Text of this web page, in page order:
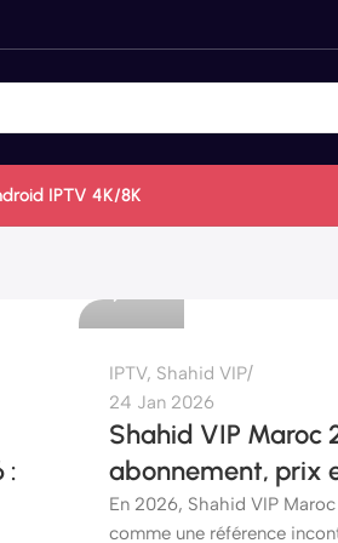
IPTV 4K/8K
:
etshop
IPTV, Shahid VIP
24 Jan 2026
Shahid VIP Maroc
abonnement, prix
En 2026, Shahid VIP Maroc
comme une référence